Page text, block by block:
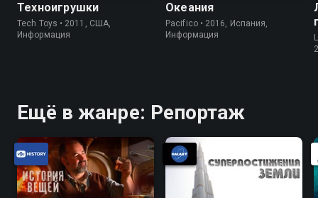
Техноигрушки
Tech Toys • 2011, США,
Информация
Океания
Pacifico • 2016, Испания,
Информация
Ещё в жанре: Репортаж